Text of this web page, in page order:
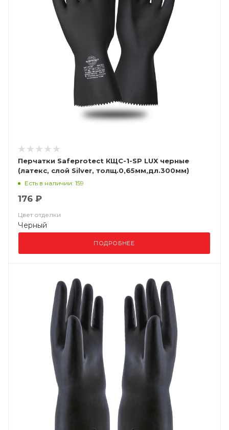
Перчатки Safeprotect КЩС-1-SP LUX черные
(латекс, слой Silver, толщ.0,65мм,дл.300мм)
(х12х144)
Есть в наличии: 159
176 ₽
Цвет отделки
Черный
ПОДРОБНЕЕ